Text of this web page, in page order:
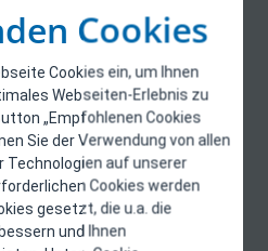
Cookies
Cookies ein, um Ihnen
Webseiten-Erlebnis zu
„Empfohlenen Cookies
Sie der Verwendung von allen
Technologien auf unserer
Cookies werden
gesetzt, die u.a. die
und Ihnen